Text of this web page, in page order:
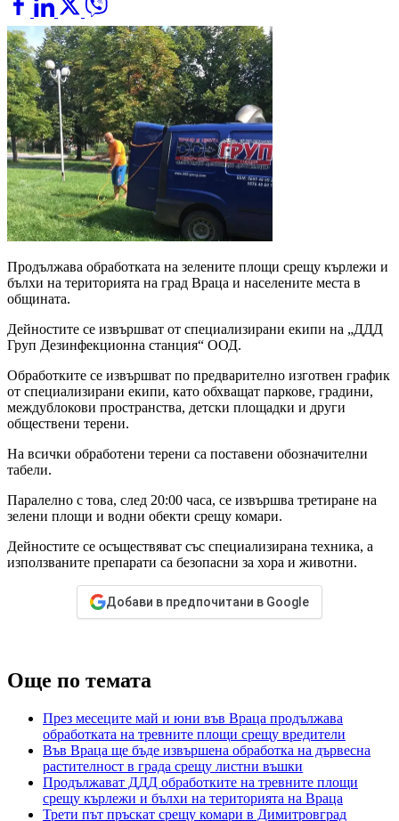
Продължава обработката на зелените площи срещу кърлежи и
бълхи на територията на град Враца и населените места в
общината.
Дейностите се извършват от специализирани екипи на „ДДД
Груп Дезинфекционна станция“ ООД.
Обработките се извършват по предварително изготвен график
от специализирани екипи, като обхващат паркове, градини,
междублокови пространства, детски площадки и други
обществени терени.
На всички обработени терени са поставени обозначителни
табели.
Паралелно с това, след 20:00 часа, се извършва третиране на
зелени площи и водни обекти срещу комари.
Дейностите се осъществяват със специализирана техника, а
използваните препарати са безопасни за хора и животни.
Добави в предпочитани в Google
Още по темата
През месеците май и юни във Враца продължава
обработката на тревните площи срещу вредители
Във Враца ще бъде извършена обработка на дървесна
растителност в града срещу листни въшки
Продължават ДДД обработките на тревните площи
срещу кърлежи и бълхи на територията на Враца
Трети път пръскат срещу комари в Димитровград